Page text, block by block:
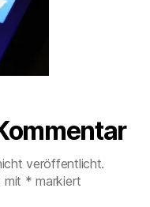
veröffentlicht.
mit * markiert